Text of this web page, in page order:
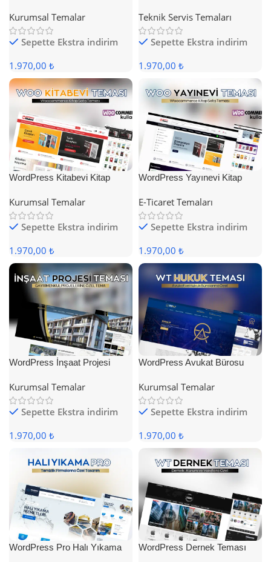
Kurumsal Temalar
Sepette Ekstra indirim
1.970,00 ₺
Teknik Servis Temaları
Sepette Ekstra indirim
1.970,00 ₺
WordPress Kitabevi Kitap
Kurumsal Temalar
Sepette Ekstra indirim
1.970,00 ₺
WordPress Yayınevi Kitap
E-Ticaret Temaları
Sepette Ekstra indirim
1.970,00 ₺
WordPress İnşaat Projesi
Kurumsal Temalar
Sepette Ekstra indirim
1.970,00 ₺
WordPress Avukat Bürosu
Kurumsal Temalar
Sepette Ekstra indirim
1.970,00 ₺
WordPress Pro Halı Yıkama
WordPress Dernek Teması